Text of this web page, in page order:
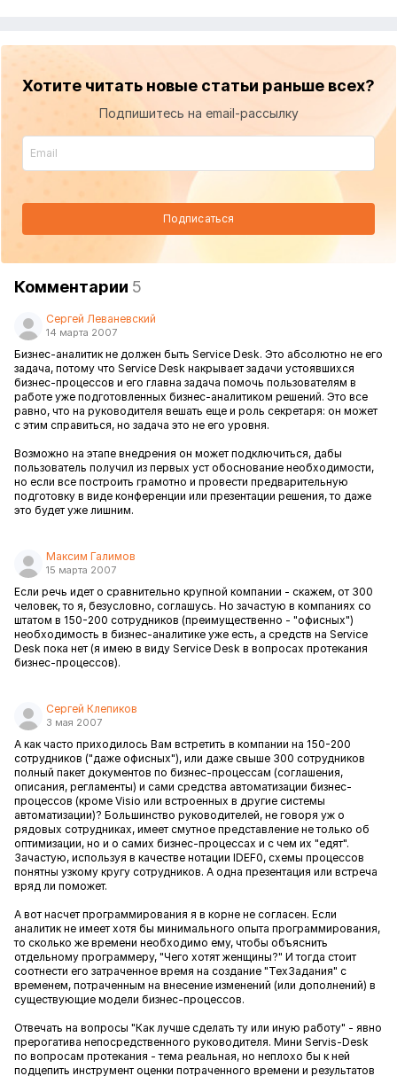
Хотите читать новые статьи раньше всех?
Подпишитесь на email-рассылку
Подписаться
Комментарии 5
Сергей Леваневский
14 марта 2007
Бизнес-аналитик не должен быть Service Desk. Это абсолютно не его
задача, потому что Service Desk накрывает задачи устоявшихся
бизнес-процессов и его главна задача помочь пользователям в
работе уже подготовленных бизнес-аналитиком решений. Это все
равно, что на руководителя вешать еще и роль секретаря: он может
с этим справиться, но задача это не его уровня.
Возможно на этапе внедрения он может подключиться, дабы
пользователь получил из первых уст обоснование необходимости,
но если все построить грамотно и провести предварительную
подготовку в виде конференции или презентации решения, то даже
это будет уже лишним.
Максим Галимов
15 марта 2007
Если речь идет о сравнительно крупной компании - скажем, от 300
человек, то я, безусловно, соглашусь. Но зачастую в компаниях со
штатом в 150-200 сотрудников (преимущественно - "офисных")
необходимость в бизнес-аналитике уже есть, а средств на Service
Desk пока нет (я имею в виду Service Desk в вопросах протекания
бизнес-процессов).
Сергей Клепиков
3 мая 2007
А как часто приходилось Вам встретить в компании на 150-200
сотрудников ("даже офисных"), или даже свыше 300 сотрудников
полный пакет документов по бизнес-процессам (соглашения,
описания, регламенты) и сами средства автоматизации бизнес-
процессов (кроме Visio или встроенных в другие системы
автоматизации)? Большинство руководителей, не говоря уж о
рядовых сотрудниках, имеет смутное представление не только об
оптимизации, но и о самих бизнес-процессах и с чем их "едят".
Зачастую, используя в качестве нотации IDEF0, схемы процессов
понятны узкому кругу сотрудников. А одна презентация или встреча
вряд ли поможет.
А вот насчет программирования я в корне не согласен. Если
аналитик не имеет хотя бы минимального опыта программирования,
то сколько же времени необходимо ему, чтобы объяснить
отдельному программеру, "Чего хотят женщины?" И тогда стоит
соотнести его затраченное время на создание "ТехЗадания" с
временем, потраченным на внесение изменений (или дополнений) в
существующие модели бизнес-процессов.
Отвечать на вопросы "Как лучше сделать ту или иную работу" - явно
прерогатива непосредственного руководителя. Мини Servis-Desk
по вопросам протекания - тема реальная, но неплохо бы к ней
подцепить инструмент оценки потраченного времени и результатов